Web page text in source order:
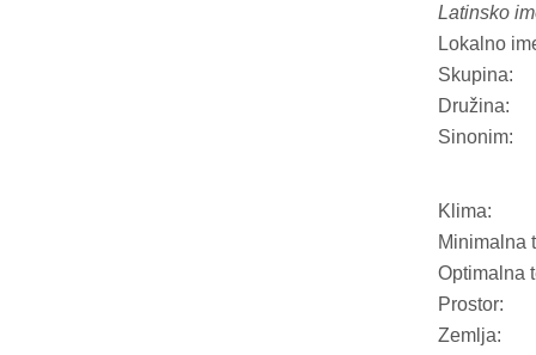
Latinsko
Lokalno
Skupina:
Družina:
Sinonim:
Klima:
Minimalna
Optimalna
Prostor:
Zemlja: